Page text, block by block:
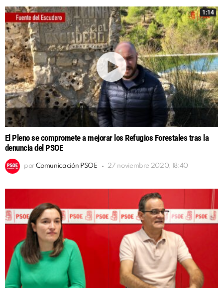
1:14
El Pleno se compromete a mejorar los Refugios Forestales tras la
denuncia del PSOE
por Comunicación PSOE 27 noviembre 2020, 18:40